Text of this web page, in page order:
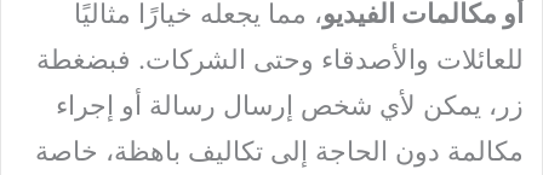
أو مكالمات الفيديو، مما يجعله خيارًا مثاليًا
للعائلات والأصدقاء وحتى الشركات. فبضغطة
زر، يمكن لأي شخص إرسال رسالة أو إجراء
مكالمة دون الحاجة إلى تكاليف باهظة، خاصة